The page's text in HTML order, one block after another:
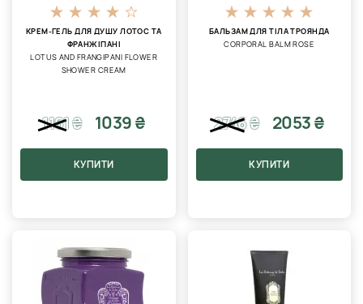
КРЕМ-ГЕЛЬ ДЛЯ ДУШУ ЛОТОС ТА
ФРАНЖІПАНІ
LOTUS AND FRANGIPANI FLOWER
SHOWER CREAM
1161₴ 1039 ₴
КУПИТИ
БАЛЬЗАМ ДЛЯ ТІЛА ТРОЯНДА
CORPORAL BALM ROSE
2746₴ 2053 ₴
КУПИТИ